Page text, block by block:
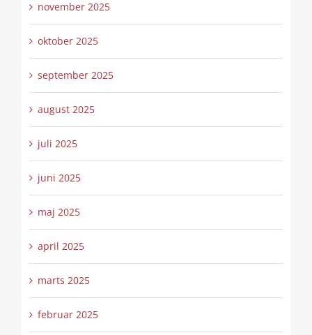
november 2025
oktober 2025
september 2025
august 2025
juli 2025
juni 2025
maj 2025
april 2025
marts 2025
februar 2025